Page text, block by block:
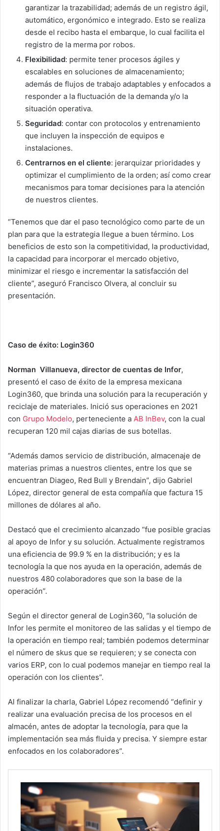
garantizar la trazabilidad; además de un registro ágil,
automático, ergonómico e integrado. Esto se realiza
desde el recibo hasta el embarque, lo cual facilita el
registro de la merma por robos.
Flexibilidad: permite tener procesos ágiles y
escalables en soluciones de almacenamiento;
además de flujos de trabajo adaptables y enfocados a
responder a la fluctuación de la demanda y/o la
situación operativa.
Seguridad: contar con protocolos y entrenamiento
que incluyen la inspección de equipos e
instalaciones.
Centrarnos en el cliente: jerarquizar prioridades y
optimizar el cumplimiento de la orden; así como crear
mecanismos para tomar decisiones para la atención
de nuestros clientes.
“Tenemos que dar el paso tecnológico como parte de un
plan para que la estrategia llegue a buen término. Los
beneficios de esto son la competitividad, la productividad,
la capacidad para incorporar el mercado objetivo,
minimizar el riesgo e incrementar la satisfacción del
cliente”, aseguró Francisco Olvera, al concluir su
presentación.
Caso de éxito: Login360
Norman Villanueva, director de cuentas de Infor,
presentó el caso de éxito de la empresa mexicana
Login360, que brinda una solución para la recuperación y
reciclaje de materiales. Inició sus operaciones en 2021
con Grupo Modelo, perteneciente a AB InBev, con la cual
recuperan 120 mil cajas diarias de sus botellas.
“Además damos servicio de distribución, almacenaje de
materias primas a nuestros clientes, entre los que se
encuentran Diageo, Red Bull y Brendain”, dijo Gabriel
López, director general de esta compañía que factura 15
millones de dólares al año.
Destacó que el crecimiento alcanzado “fue posible gracias
al apoyo de Infor y su solución. Actualmente registramos
una eficiencia de 99.9 % en la distribución; y es la
tecnología la que nos ayuda en la operación, además de
nuestros 480 colaboradores que son la base de la
operación”.
Según el director general de Login360, “la solución de
Infor les permite el monitoreo de las salidas y el tiempo de
la operación en tiempo real; también podemos determinar
el número de skus que se requieren; y se conecta con
varios ERP, con lo cual podemos manejar en tiempo real la
operación con los clientes”.
Al finalizar la charla, Gabriel López recomendó “definir y
realizar una evaluación precisa de los procesos en el
almacén, antes de adoptar la tecnología, para que la
implementación sea más fluida y precisa. Y siempre estar
enfocados en los colaboradores”.